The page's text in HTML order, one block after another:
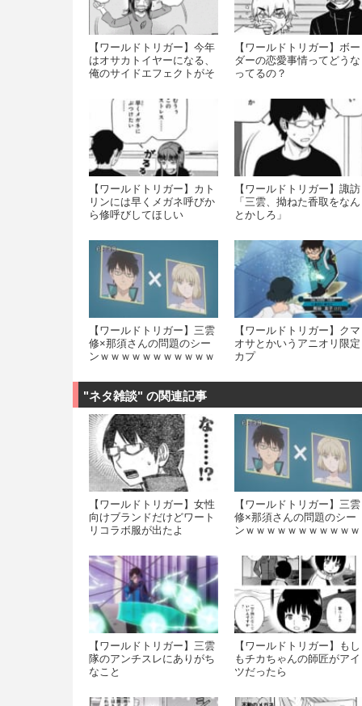
【ワールドトリガー】今年
はオサカトイヤーになる、
俺のサイドエフェクトがそ
【ワールドトリガー】ボー
ダーの恋愛事情ってどうな
ってるの？
【ワールドトリガー】カト
リンには早くメガネ呼びか
ら修呼びしてほしい
【ワールドトリガー】諏訪
「三雲、拗ねた香取をなん
とかしろ」
【ワールドトリガー】三雲
修×那須さんの問題のシー
ンｗｗｗｗｗｗｗｗｗｗｗ
【ワールドトリガー】クマ
オサとかいうアニオリ限定
カプ
"ネタ雑談" の関連記事
【ワールドトリガー】女性
向けブランドだけどワート
リコラボ服が出たよ
【ワールドトリガー】三雲
修×那須さんの問題のシー
ンｗｗｗｗｗｗｗｗｗｗｗ
【ワールドトリガー】三雲
隊のアンチスレにありがち
なこと
【ワールドトリガー】もし
もチカちゃんの師匠がアイ
ツだったら